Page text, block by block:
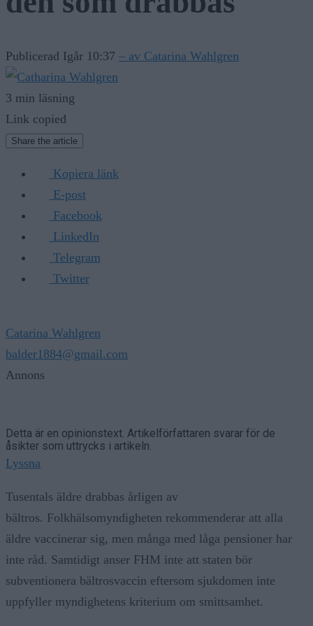
Publicerad Igår 10:37 – av Catarina Wahlgren
3 min läsning
Link copied
Share the article
Kopiera länk
E-post
Facebook
LinkedIn
Telegram
Twitter
Catarina Wahlgren
balder1884@gmail.com
Annons
Detta är en opinionstext. Artikelförfattaren svarar för de
åsikter som uttrycks i artikeln.
Lyssna
Tusentals äldre drabbas årligen av
bältros. Folkhälsomyndigheten rekommenderar att alla
äldre vaccinerar sig, men många med låga pensioner har
inte råd. Samtidigt anser FHM inte att staten bör
subventionera bältrosvaccin eftersom sjukdomen inte
uppfyller myndighetens kriterium om smittsamhet.